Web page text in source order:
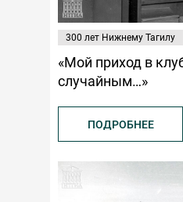
300 лет Нижнему Тагилу
«Мой приход в
случайным…»
ПОДРОБНЕЕ